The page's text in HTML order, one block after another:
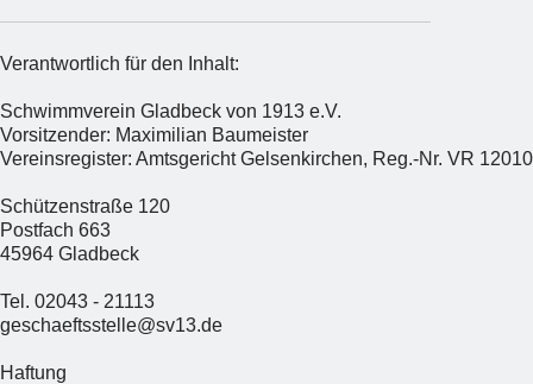
Verantwortlich für den Inhalt:
Schwimmverein Gladbeck von 1913 e.V.
Vorsitzender: Maximilian Baumeister
Vereinsregister: Amtsgericht Gelsenkirchen, Reg.-Nr. VR 12010
Schützenstraße 120
Postfach 663
45964 Gladbeck
Tel. 02043 - 21113
geschaeftsstelle@sv13.de
Haftung